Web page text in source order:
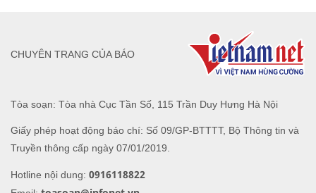
Tòa soạn: Tòa nhà Cục Tần Số, 115 Trần Duy Hưng Hà Nội
Giấy phép hoạt động báo chí: Số 09/GP-BTTTT, Bộ Thông tin và
Truyền thông cấp ngày 07/01/2019.
Hotline nội dung: 0916118822
CHUYÊN TRANG CỦA BÁO